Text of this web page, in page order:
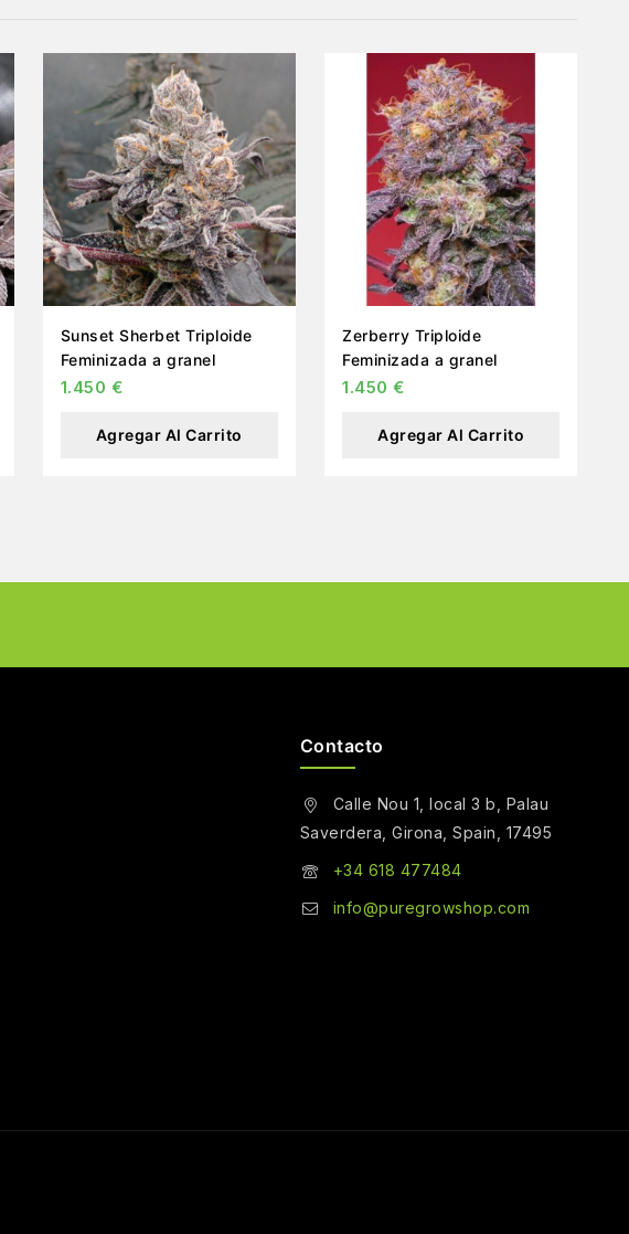
Sunset Sherbet Triploide
Feminizada a granel
1.450 €
Agregar Al Carrito
Zerberry Triploide
Feminizada a granel
1.450 €
Agregar Al Carrito
Contacto
Calle Nou 1, local 3 b, Palau
Saverdera, Girona, Spain, 17495
+34 618 477484
info@puregrowshop.com